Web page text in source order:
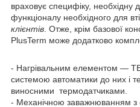
враховує специфіку, необхідну
функціоналу необхідного для
клієнтів . Отже, крім базової
PlusTerm може додатково
- Нагрівальним елементом —
системою автоматики до них і
виносними термодатчиками.
- Механічною заважнюванням з